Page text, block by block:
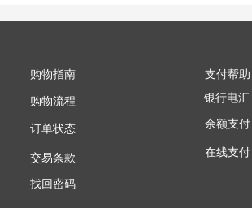
购物指南
购物流程
订单状态
交易条款
找回密码
支付帮助
银行电汇
余额支付
在线支付